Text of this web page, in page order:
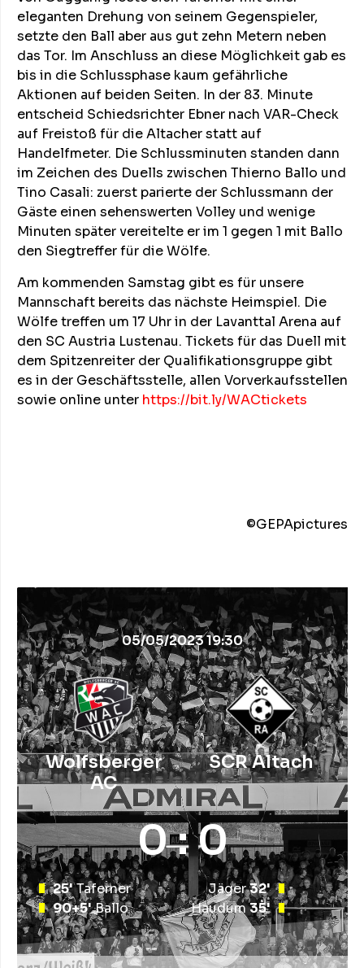
eleganten Drehung von seinem Gegenspieler,
setzte den Ball aber aus gut zehn Metern neben
das Tor. Im Anschluss an diese Möglichkeit gab es
bis in die Schlussphase kaum gefährliche
Aktionen auf beiden Seiten. In der 83. Minute
entscheid Schiedsrichter Ebner nach VAR-Check
auf Freistoß für die Altacher statt auf
Handelfmeter. Die Schlussminuten standen dann
im Zeichen des Duells zwischen Thierno Ballo und
Tino Casali: zuerst parierte der Schlussmann der
Gäste einen sehenswerten Volley und wenige
Minuten später vereitelte er im 1 gegen 1 mit Ballo
den Siegtreffer für die Wölfe.
Am kommenden Samstag gibt es für unsere
Mannschaft bereits das nächste Heimspiel. Die
Wölfe treffen um 17 Uhr in der Lavanttal Arena auf
den SC Austria Lustenau. Tickets für das Duell mit
dem Spitzenreiter der Qualifikationsgruppe gibt
es in der Geschäftsstelle, allen Vorverkaufsstellen
sowie online unter https://bit.ly/WACtickets
©️GEPApictures
05/05/2023 19:30
Wolfsberger
AC
SCR Altach
0 : 0
25'Taferner
90+5'Ballo
Jäger32'
Haudum35'